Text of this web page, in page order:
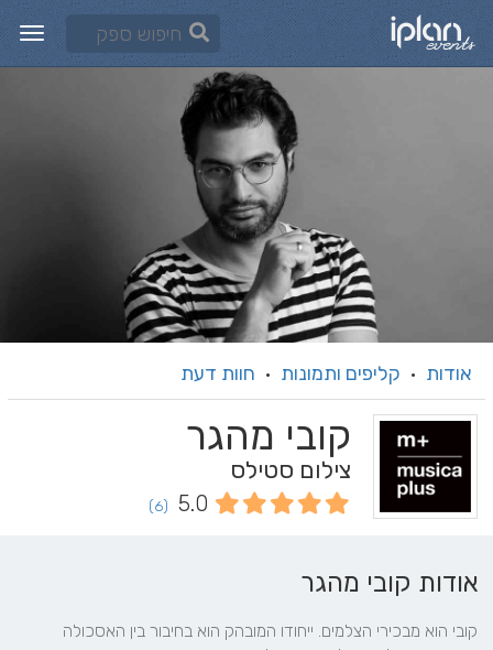
אודות · קליפים ותמונות · חוות דעת
קובי מהגר
צילום סטילס
5.0
(6)
אודות קובי מהגר